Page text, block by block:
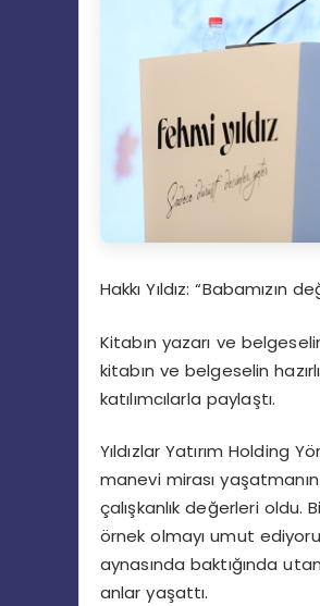
HakkıYıldız: “Babamızın
Kitabın yazarı ve
kitabın ve belgeselin
katılımcılarla paylaştı.
Yıldızlar Yatırım Holding
manevi mirası yaşatmanın
çalışkanlık değerleri oldu.
örnek olmayı umut
aynasında baktığında
anlar yaşattı.